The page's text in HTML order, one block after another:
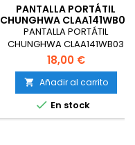
PANTALLA PORTÁTIL
CHUNGHWA CLAA141WB03
PANTALLA PORTÁTIL
CHUNGHWA CLAA141WB03
Pantalla :14.1” Producto
procedente de desmontaje.
PEQUEÑOS ARAÑAZOS EN
PANTALLA
18,00 €
 Añadir al carrito
 En stock